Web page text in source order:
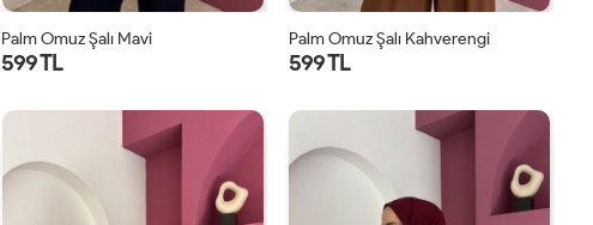
STD
Palm Omuz Şalı Mavi
599 TL
STD
Palm Omuz Şalı Kahverengi
599 TL